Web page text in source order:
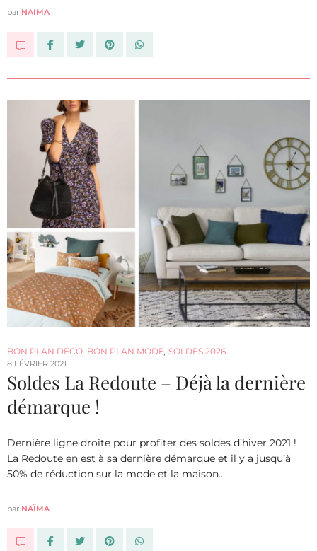
par NAÏMA
BON PLAN DÉCO, BON PLAN MODE, SOLDES 2026
8 FÉVRIER 2021
Soldes La Redoute – Déjà la dernière
démarque !
Dernière ligne droite pour profiter des soldes d’hiver 2021 !
La Redoute en est à sa dernière démarque et il y a jusqu’à
50% de réduction sur la mode et la maison…
par NAÏMA